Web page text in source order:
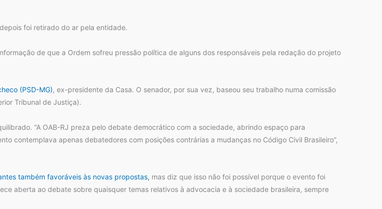
foi retirado do ar pela entidade.
de que a Ordem sofreu pressão política de alguns dos responsáveis pela redação do projeto
(PSD-MG), ex-presidente da Casa. O senador, por sua vez, baseou seu trabalho numa comissão
Tribunal de Justiça).
“A OAB-RJ preza pelo debate democrático com a sociedade, abrindo espaço para
contemplava apenas debatedores com posições contrárias a mudanças no Código Civil Brasileiro”,
também favoráveis às novas propostas, mas diz que isso não foi possível porque o evento foi
aberta ao debate sobre quaisquer temas relativos à advocacia e à sociedade brasileira, sempre